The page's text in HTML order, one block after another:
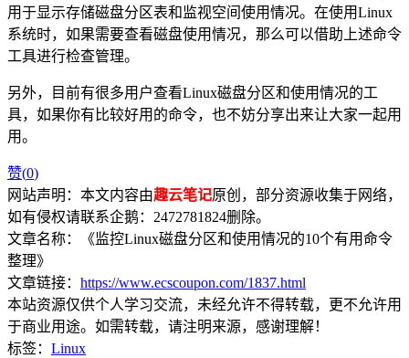
用于显示存储磁盘分区表和监视空间使用情况。在使用Linux
系统时，如果需要查看磁盘使用情况，那么可以借助上述命令
工具进行检查管理。
另外，目前有很多用户查看Linux磁盘分区和使用情况的工
具，如果你有比较好用的命令，也不妨分享出来让大家一起用
用。
赞(0)
网站声明：本文内容由趣云笔记原创，部分资源收集于网络，
如有侵权请联系企鹅：2472781824删除。
文章名称：《监控Linux磁盘分区和使用情况的10个有用命令
整理》
文章链接： https://www.ecscoupon.com/1837.html
本站资源仅供个人学习交流，未经允许不得转载，更不允许用
于商业用途。如需转载，请注明来源，感谢理解！
标签： Linux